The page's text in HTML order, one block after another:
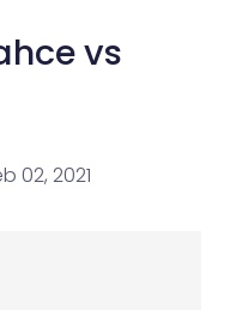
vs
02, 2021